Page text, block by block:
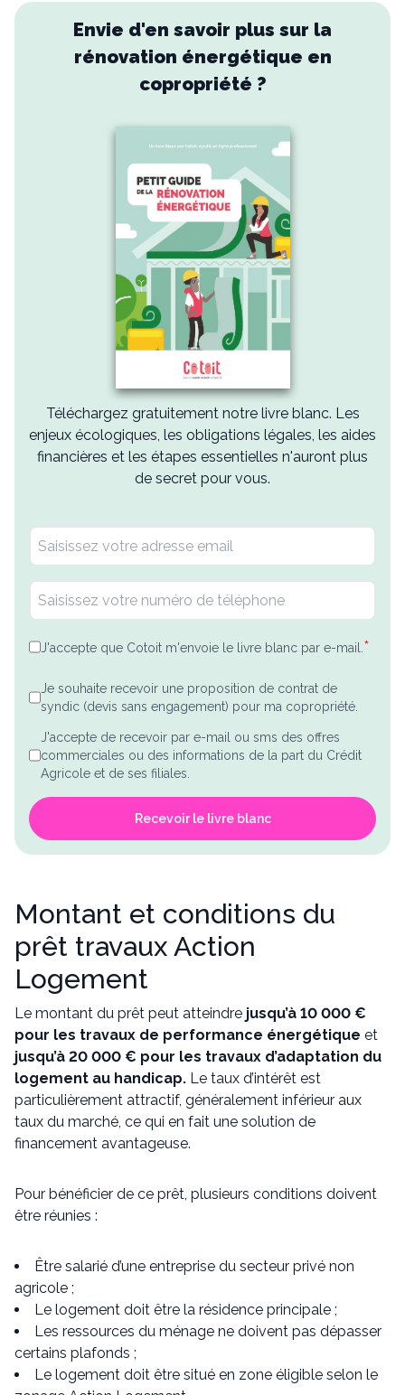
Envie d'en savoir plus sur la
rénovation énergétique en
copropriété ?
Téléchargez gratuitement notre livre blanc. Les
enjeux écologiques, les obligations légales, les aides
financières et les étapes essentielles n'auront plus
de secret pour vous.
J'accepte que Cotoit m'envoie le livre blanc par e-mail. *
Je souhaite recevoir une proposition de contrat de
syndic (devis sans engagement) pour ma copropriété.
J'accepte de recevoir par e-mail ou sms des offres
commerciales ou des informations de la part du Crédit
Agricole et de ses filiales.
Recevoir le livre blanc
Montant et conditions du
prêt travaux Action
Logement
Le montant du prêt peut atteindre jusqu’à 10 000 €
pour les travaux de performance énergétique et
jusqu’à 20 000 € pour les travaux d’adaptation du
logement au handicap. Le taux d’intérêt est
particulièrement attractif, généralement inférieur aux
taux du marché, ce qui en fait une solution de
financement avantageuse.
Pour bénéficier de ce prêt, plusieurs conditions doivent
être réunies :
Être salarié d’une entreprise du secteur privé non
agricole ;
Le logement doit être la résidence principale ;
Les ressources du ménage ne doivent pas dépasser
certains plafonds ;
Le logement doit être situé en zone éligible selon le